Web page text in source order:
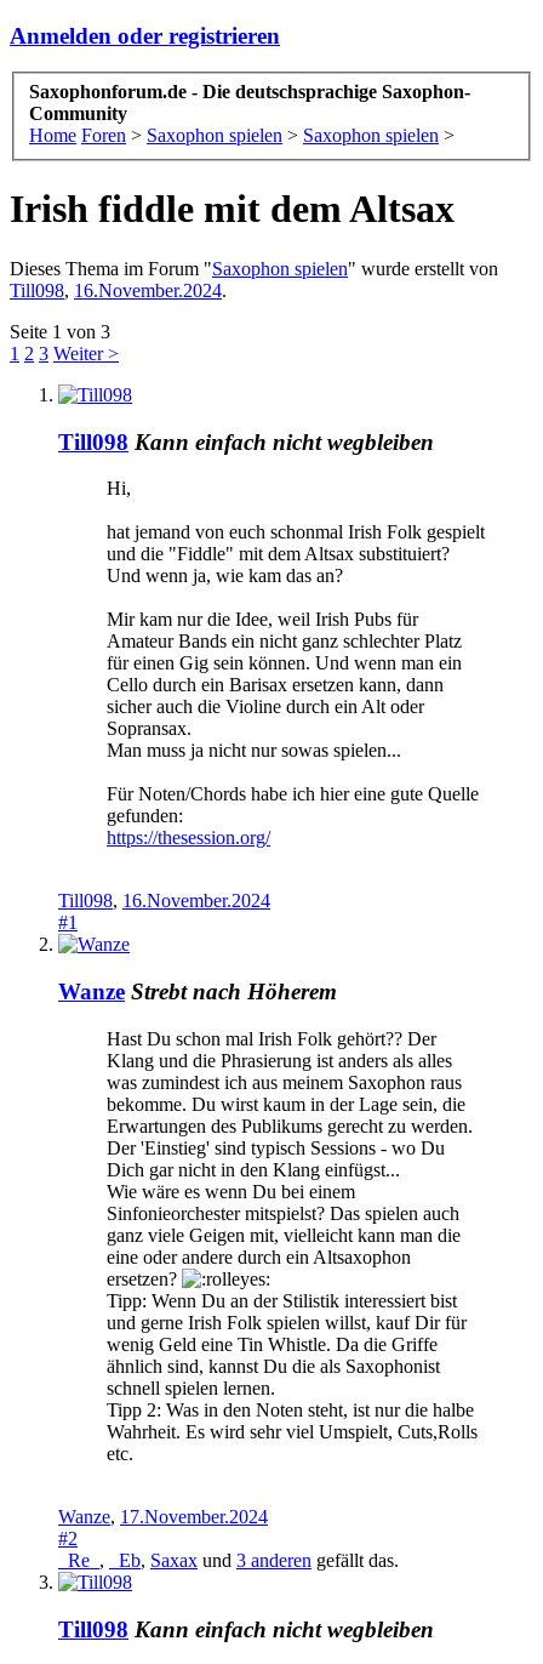
Anmelden oder registrieren
Saxophonforum.de - Die deutschsprachige Saxophon-
Community
Home Foren > Saxophon spielen > Saxophon spielen >
Irish fiddle mit dem Altsax
Dieses Thema im Forum "Saxophon spielen" wurde erstellt von
Till098, 16.November.2024.
Seite 1 von 3
1 2 3 Weiter >
Till098 Kann einfach nicht wegbleiben
Hi,
hat jemand von euch schonmal Irish Folk gespielt
und die "Fiddle" mit dem Altsax substituiert?
Und wenn ja, wie kam das an?
Mir kam nur die Idee, weil Irish Pubs für
Amateur Bands ein nicht ganz schlechter Platz
für einen Gig sein können. Und wenn man ein
Cello durch ein Barisax ersetzen kann, dann
sicher auch die Violine durch ein Alt oder
Sopransax.
Man muss ja nicht nur sowas spielen...
Für Noten/Chords habe ich hier eine gute Quelle
gefunden:
https://thesession.org/
Till098, 16.November.2024
#1
Wanze Strebt nach Höherem
Hast Du schon mal Irish Folk gehört?? Der
Klang und die Phrasierung ist anders als alles
was zumindest ich aus meinem Saxophon raus
bekomme. Du wirst kaum in der Lage sein, die
Erwartungen des Publikums gerecht zu werden.
Der 'Einstieg' sind typisch Sessions - wo Du
Dich gar nicht in den Klang einfügst...
Wie wäre es wenn Du bei einem
Sinfonieorchester mitspielst? Das spielen auch
ganz viele Geigen mit, vielleicht kann man die
eine oder andere durch ein Altsaxophon
ersetzen?
Tipp: Wenn Du an der Stilistik interessiert bist
und gerne Irish Folk spielen willst, kauf Dir für
wenig Geld eine Tin Whistle. Da die Griffe
ähnlich sind, kannst Du die als Saxophonist
schnell spielen lernen.
Tipp 2: Was in den Noten steht, ist nur die halbe
Wahrheit. Es wird sehr viel Umspielt, Cuts,Rolls
etc.
Wanze, 17.November.2024
#2
_Re_ , _Eb, Saxax und 3 anderen gefällt das.
Till098 Kann einfach nicht wegbleiben